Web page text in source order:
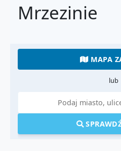
Mrzezinie
MAPA
lub